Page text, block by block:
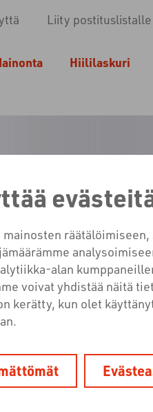
alan
voivat yhdistää näitä
kerätty, kun olet
Liity postituslistalle
Hiililaskuri